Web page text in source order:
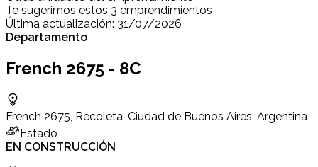
Te sugerimos estos 3 emprendimientos
Última actualización: 31/07/2026
Departamento
French 2675 - 8C
French 2675, Recoleta, Ciudad de Buenos Aires, Argentina
Estado
EN CONSTRUCCIÓN